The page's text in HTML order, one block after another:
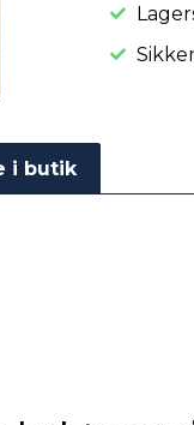
i butik